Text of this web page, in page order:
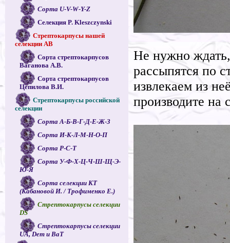
Сорта U-V-W-Y-Z
Селекция P. Kleszczynski
Стрептокарпусы нашей
селекции АВ
Сорта стрептокарпусов
Ваганова А.В.
Сорта стрептокарпусов
Цепилова В.И.
Стрептокарпусы российской
селекции
Сорта А-Б-В-Г-Д-Е-Ж-З
Сорта И-К-Л-М-Н-О-П
Сорта Р-С-Т
Сорта У-Ф-Х-Ц-Ч-Ш-Щ-Э-
Ю-Я
Сорта селекции КТ
(Кабановой И. / Трофименко Е.)
Стрептокарпусы селекции
DS
Стрептокарпусы селекции
UA, Dem и ВаТ
Не нужно
рассыпятся по
извлекаем из
производите на